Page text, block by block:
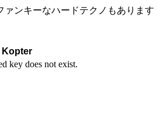
ァンキーなハードテクノもあります
Kopter